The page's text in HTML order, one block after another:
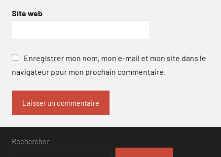
Site web
Enregistrer mon nom, mon e-mail et mon site dans le
navigateur pour mon prochain commentaire.
Rechercher